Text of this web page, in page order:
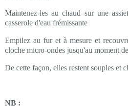
Maintenez-les au chaud sur une
casserole d'eau frémissante
Empilez au fur et à mesure et
cloche micro-ondes jusqu'au moment
De cette façon, elles restent souples et
NB :